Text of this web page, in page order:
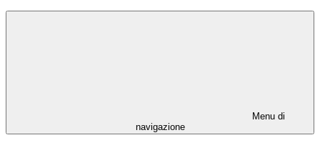
Menu di
navigazione